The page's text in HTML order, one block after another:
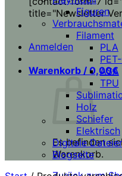
title="Newsletter
Anmelden
Warenkorb / 0,00€
Es befinden
Warenkorb.
Figuren
Filament
PLA
ASA
TPU
Holz
Schiefer
Elektrisch
Digitale
Blogseite